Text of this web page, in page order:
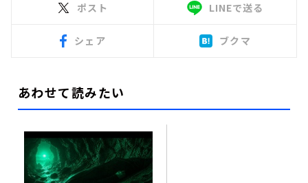
ポスト LINEで送る
シェア ブクマ
あわせて読みたい